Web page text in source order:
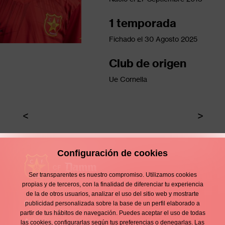
1 temporada
Fichado el 30 Agosto 2025
Club de origen
Ue Cornella
Enllaços
Contacto
Aviso legal
Configuración de cookies
Ser transparentes es nuestro compromiso. Utilizamos cookies
propias y de terceros, con la finalidad de diferenciar tu experiencia
de la de otros usuarios, analizar el uso del sitio web y mostrarte
publicidad personalizada sobre la base de un perfil elaborado a
partir de tus hábitos de navegación. Puedes aceptar el uso de todas
las cookies, configurarlas según tus preferencias o denegarlas. Las